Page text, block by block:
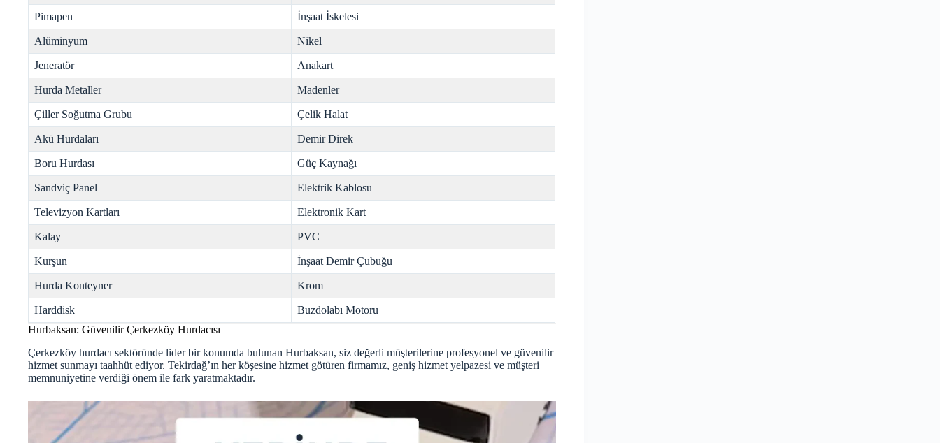
Pimapen İnşaat İskelesi
Alüminyum Nikel
Jeneratör Anakart
Hurda Metaller Madenler
Çiller Soğutma Grubu Çelik Halat
Akü Hurdaları Demir Direk
Boru Hurdası Güç Kaynağı
Sandviç Panel Elektrik Kablosu
Televizyon Kartları Elektronik Kart
Kalay PVC
Kurşun İnşaat Demir Çubuğu
Hurda Konteyner Krom
Harddisk
Buzdolabı Motoru
Hurbaksan: Güvenilir Çerkezköy Hurdacısı
Çerkezköy hurdacı sektöründe lider bir konumda bulunan Hurbaksan, siz değerli müşterilerine profesyonel ve güvenilir
hizmet sunmayı taahhüt ediyor. Tekirdağ’ın her köşesine hizmet götüren firmamız, geniş hizmet yelpazesi ve müşteri
memnuniyetine verdiği önem ile fark yaratmaktadır.